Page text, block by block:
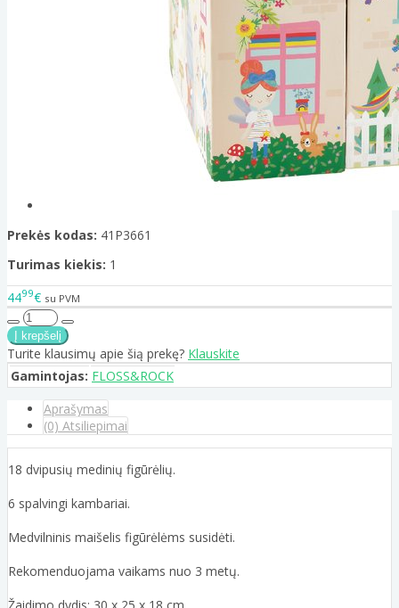
Prekės kodas: 41P3661
Turimas kiekis: 1
4499€ su PVM
Turite klausimų apie šią prekę? Klauskite
Gamintojas: FLOSS&ROCK
Aprašymas
(0) Atsiliepimai
18 dvipusių medinių figūrėlių.
6 spalvingi kambariai.
Medvilninis maišelis figūrėlėms susidėti.
Rekomenduojama vaikams nuo 3 metų.